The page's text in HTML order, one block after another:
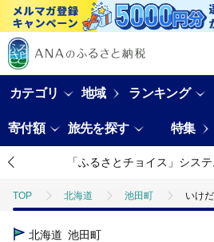
カテゴリ 地域 ランキング
寄付額 旅先を探す 特集
「ふるさとチョイス」シス
TOP 北海道 池田町 いけ
TOP
北海道 池田町